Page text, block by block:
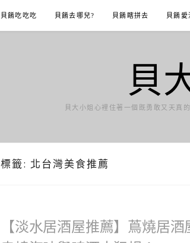
貝餚吃吃吃 貝餚去哪兒? 貝餚瞎拼去 貝餚愛
貝
貝大小姐心裡住著一個既勇敢又天真
標籤: 北台灣美食推薦
【淡水居酒屋推薦】蔦燒居